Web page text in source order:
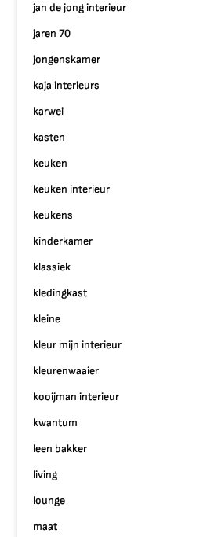
jan de jong interieur
jaren 70
jongenskamer
kaja interieurs
karwei
kasten
keuken
keuken interieur
keukens
kinderkamer
klassiek
kledingkast
kleine
kleur mijn interieur
kleurenwaaier
kooijman interieur
kwantum
leen bakker
living
lounge
maat